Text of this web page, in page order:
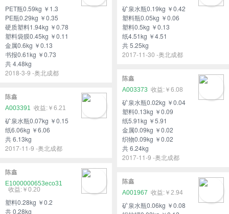
PET瓶0.59kg ￥1.3
PE瓶0.29kg ￥0.35
硬质塑料1.94kg ￥0.78
塑料袋膜0.45kg ￥0.11
金属0.6kg ￥0.13
书报0.61kg ￥0.73
共 4.48kg
2018-3-9 -奥北成都
矿泉水瓶0.19kg ￥0.42
塑料瓶0.05kg ￥0.06
塑料0.5kg ￥0.13
纸4.51kg ￥4.51
共 5.25kg
2017-11-30 -奥北成都
陈鑫
A003373
￥6.08
矿泉水瓶0.02kg ￥0.04
塑料0.13kg ￥0.09
纸5.91kg ￥5.91
金属0.09kg ￥0.02
织物0.09kg ￥0.02
共 6.24kg
2017-11-9 -奥北成都
陈鑫
A003391
￥6.21
矿泉水瓶0.07kg ￥0.15
纸6.06kg ￥6.06
共 6.13kg
2017-11-9 -奥北成都
陈鑫
E1000000653eco31
￥0.20
塑料0.28kg ￥0.2
共 0.28kg
陈鑫
A001967
￥2.94
矿泉水瓶0.06kg ￥0.08